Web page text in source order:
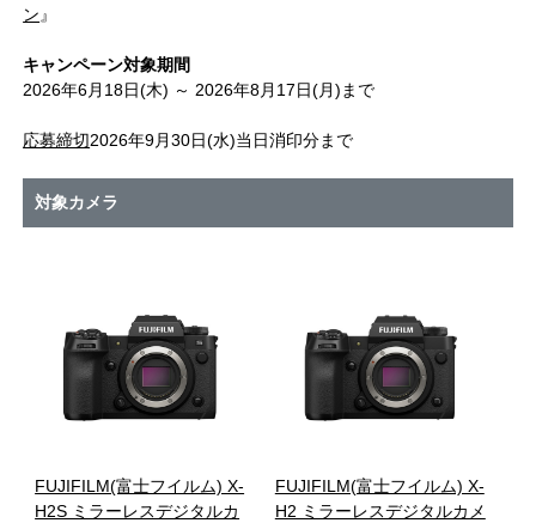
ン 』
キャンペーン対象期間
2026年6月18日(木) ～ 2026年8月17日(月)まで
応募締切2026年9月30日(水)当日消印分まで
対象カメラ
FUJIFILM(富士フイルム) X-
H2S ミラーレスデジタルカ
FUJIFILM(富士フイルム) X-
H2 ミラーレスデジタルカメ